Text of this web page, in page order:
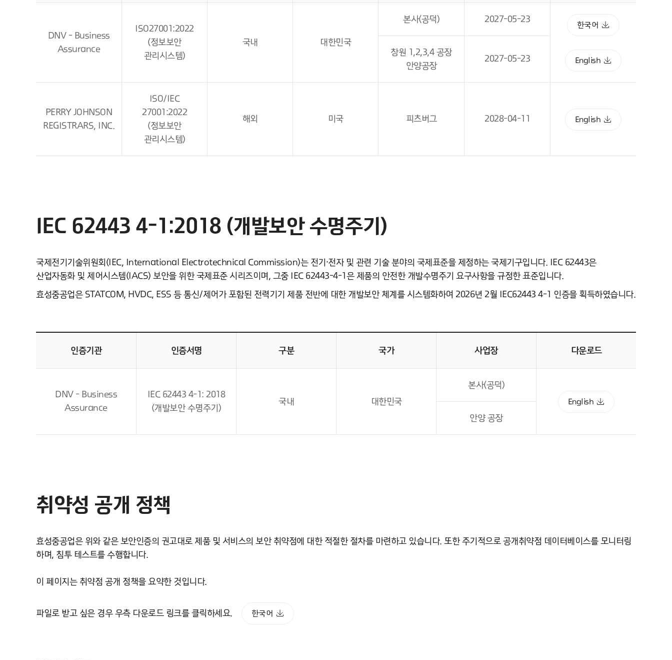
DNV - Business
Assurance
ISO27001:2022
(정보보안
관리시스템)
국내 대한민국
본사(공덕) 2027-05-23
한국어
English
창원 1,2,3,4 공장
안양공장
2027-05-23
PERRY JOHNSON
REGISTRARS, INC.
ISO/IEC
27001:2022
(정보보안
관리시스템)
해외 미국 피츠버그 2028-04-11 English
IEC 62443 4-1:2018 (개발보안 수명주기)
국제전기기술위원회(IEC, International Electrotechnical Commission)는 전기·전자 및 관련 기술 분야의 국제표준을 제정하는 국제기구입니다. IEC 62443은
산업자동화 및 제어시스템(IACS) 보안을 위한 국제표준 시리즈이며, 그중 IEC 62443-4-1은 제품의 안전한 개발수명주기 요구사항을 규정한 표준입니다.
효성중공업은 STATCOM, HVDC, ESS 등 통신/제어가 포함된 전력기기 제품 전반에 대한 개발보안 체계를 시스템화하여 2026년 2월 IEC62443 4-1 인증을 획득하였습니다.
인증기관 인증서명 구분 국가 사업장 다운로드
DNV - Business
Assurance
IEC 62443 4-1: 2018
(개발보안 수명주기)
국내 대한민국
본사(공덕)
English
안양 공장
취약성 공개 정책
효성중공업은 위와 같은 보안인증의 권고대로 제품 및 서비스의 보안 취약점에 대한 적절한 절차를 마련하고 있습니다. 또한 주기적으로 공개취약점 데이터베이스를 모니터링
하며, 침투 테스트를 수행합니다.
이 페이지는 취약점 공개 정책을 요약한 것입니다.
파일로 받고 싶은 경우 우측 다운로드 링크를 클릭하세요. 한국어